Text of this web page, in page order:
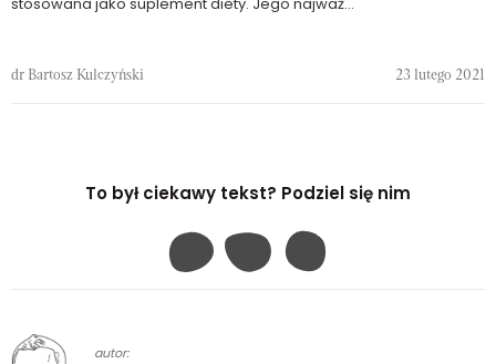
dr Bartosz Kulczyński 23 lutego 2021
To był ciekawy tekst? Podziel się nim
autor: